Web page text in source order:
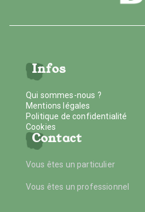
Infos
Qui sommes-nous ?
Mentions légales
Politique de confidentialité
Cookies
Contact
Vous êtes un particulier
Vous êtes un professionnel